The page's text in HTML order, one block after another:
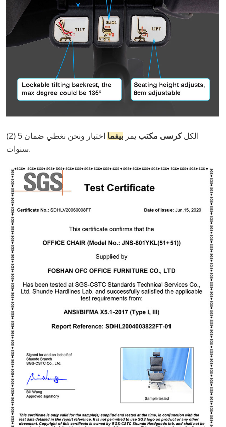
(2) الكلكرسى مكتب يمر بيفما
اختبار ونحن نغطي ضمان 5
سنوات.